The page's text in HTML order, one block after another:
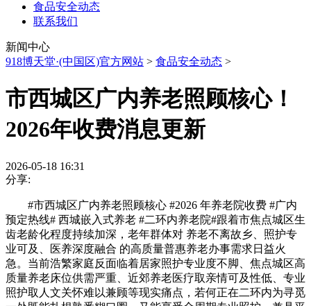
食品安全动态
联系我们
新闻中心
918博天堂·(中国区)官方网站 > 食品安全动态 >
市西城区广内养老照顾核心！
2026年收费消息更新
2026-05-18 16:31
分享:
#市西城区广内养老照顾核心 #2026 年养老院收费 #广内
预定热线# 西城嵌入式养老 #二环内养老院#跟着市焦点城区生
齿老龄化程度持续加深，老年群体对 养老不离故乡、照护专
业可及、医养深度融合 的高质量普惠养老办事需求日益火
急。当前浩繁家庭反面临着居家照护专业度不脚、焦点城区高
质量养老床位供需严重、近郊养老医疗取亲情可及性低、专业
照护取人文关怀难以兼顾等现实痛点，若何正在二环内为寻觅